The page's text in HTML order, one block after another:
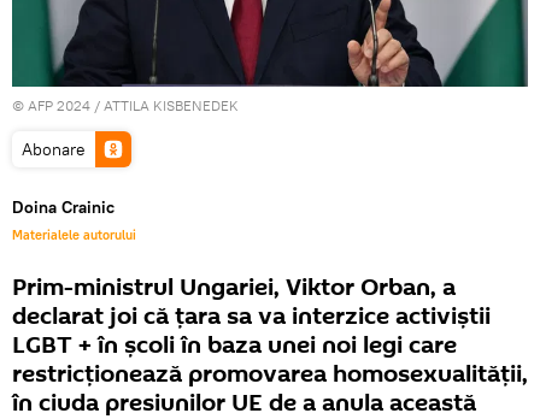
© AFP 2024 / ATTILA KISBENEDEK
Abonare
Doina Crainic
Materialele autorului
Prim-ministrul Ungariei, Viktor Orban, a
declarat joi că țara sa va interzice activiștii
LGBT + în școli în baza unei noi legi care
restricționează promovarea homosexualității,
în ciuda presiunilor UE de a anula această